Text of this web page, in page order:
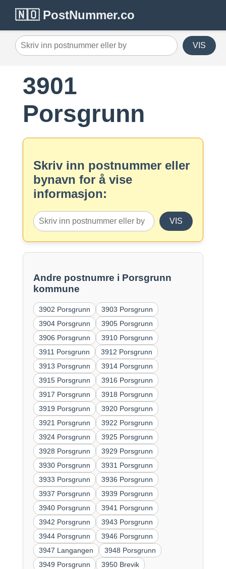
🇳🇴 PostNummer.co
VIS
3901
Porsgrunn
Skriv inn postnummer eller
bynavn for å vise
informasjon:
VIS
Andre postnumre i Porsgrunn
kommune
3902 Porsgrunn
3903 Porsgrunn
3904 Porsgrunn
3905 Porsgrunn
3906 Porsgrunn
3910 Porsgrunn
3911 Porsgrunn
3912 Porsgrunn
3913 Porsgrunn
3914 Porsgrunn
3915 Porsgrunn
3916 Porsgrunn
3917 Porsgrunn
3918 Porsgrunn
3919 Porsgrunn
3920 Porsgrunn
3921 Porsgrunn
3922 Porsgrunn
3924 Porsgrunn
3925 Porsgrunn
3928 Porsgrunn
3929 Porsgrunn
3930 Porsgrunn
3931 Porsgrunn
3933 Porsgrunn
3936 Porsgrunn
3937 Porsgrunn
3939 Porsgrunn
3940 Porsgrunn
3941 Porsgrunn
3942 Porsgrunn
3943 Porsgrunn
3944 Porsgrunn
3946 Porsgrunn
3947 Langangen
3948 Porsgrunn
3949 Porsgrunn
3950 Brevik